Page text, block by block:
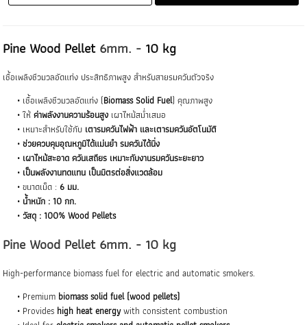
Pine Wood Pellet6mm. - 10 kg
เชื้อเพลิงชีวมวลอัดแท่ง ประสิทธิภาพสูง สำหรับสายรมควันตัวจริง
เชื้อเพลิงชีวมวลอัดแท่ง (Biomass Solid Fuel) คุณภาพสูง
ให้ค่าพลังงานความร้อนสูงเผาไหม้สม่ำเสมอ
เหมาะสำหรับใช้กับ เตารมควันไฟฟ้า และเตารมควันอัตโนมัติ
ช่วยควบคุมอุณหภูมิได้แม่นยำ รมควันได้นิ่ง
เผาไหม้สะอาด ควันเสถียร เหมาะกับงานรมควันระยะยาว
เป็นพลังงานทดแทน เป็นมิตรต่อสิ่งแวดล้อม
ขนาดเม็ด : 6 มม.
น้ำหนัก : 10 กก.
วัสดุ : 100% Wood Pellets
Pine Wood Pellet 6mm. - 10 kg
High-performance biomass fuel for electric and automatic smokers.
Premium biomass solid fuel (wood pellets)
Provides high heat energywith consistent combustion